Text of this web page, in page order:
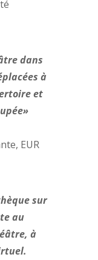
dans
à
et
EUR
sur
au
à